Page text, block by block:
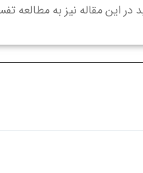
این مقاله نیز به مطالعه